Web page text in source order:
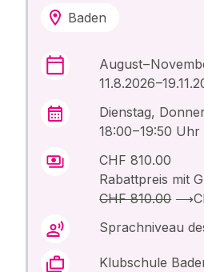
Baden
August –
11.8.2026
Dienstag,
18:00 – 19:50 Uhr
CHF 810.00
Rabattpreis mit
CHF 810.00⟶
Sprachniveau
Klubschule